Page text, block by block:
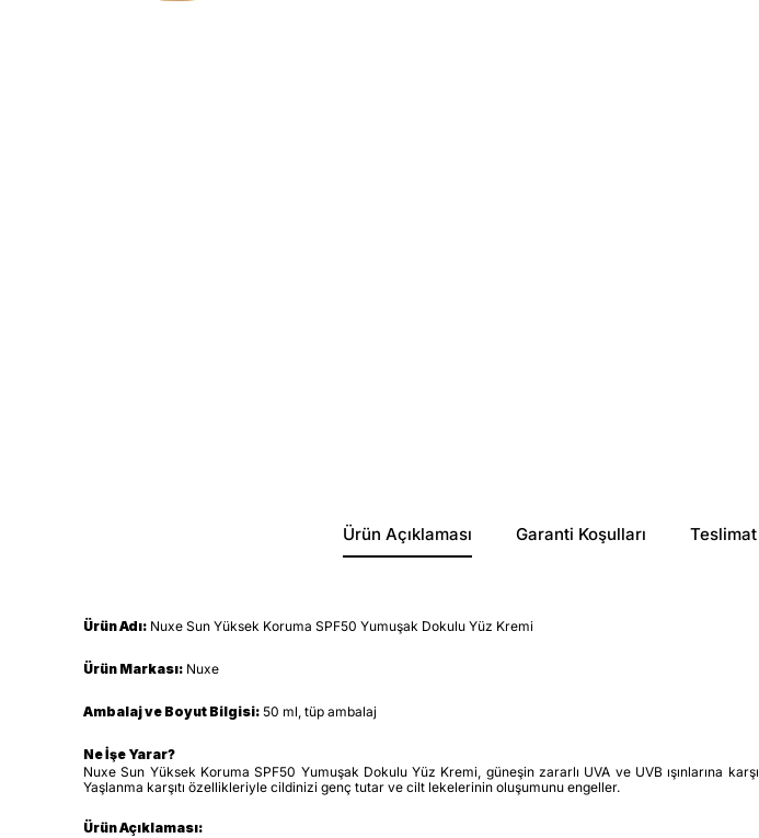
Ürün Açıklaması Garanti Koşulları Teslimat
Ürün Adı: Nuxe Sun Yüksek Koruma SPF50 Yumuşak Dokulu Yüz Kremi
Ürün Markası: Nuxe
Ambalaj ve Boyut Bilgisi: 50 ml, tüp ambalaj
Ne İşe Yarar?
Nuxe Sun Yüksek Koruma SPF50 Yumuşak Dokulu Yüz Kremi, güneşin zararlı UVA ve UVB ışınlarına
Yaşlanma karşıtı özellikleriyle cildinizi genç tutar ve cilt lekelerinin oluşumunu engeller.
Ürün Açıklaması: